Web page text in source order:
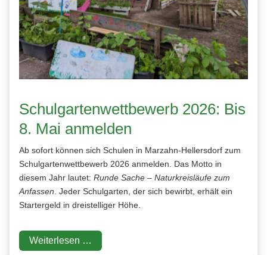
Schulgartenwettbewerb 2026: Bis
8. Mai anmelden
Ab sofort können sich Schulen in Marzahn-Hellersdorf zum
Schulgartenwettbewerb 2026 anmelden. Das Motto in
diesem Jahr lautet:Runde Sache – Naturkreisläufe zum
Anfassen . Jeder Schulgarten, der sich bewirbt, erhält ein
Startergeld in dreistelliger Höhe.
Weiterlesen …